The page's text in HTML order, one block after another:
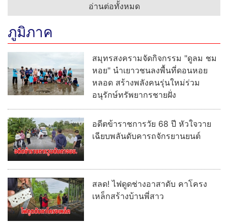
อ่านต่อทั้งหมด
ภูมิภาค
สมุทรสงครามจัดกิจกรรม "ดูลม ชม
หอย" นำเยาวชนลงพื้นที่ดอนหอย
หลอด สร้างพลังคนรุ่นใหม่ร่วม
อนุรักษ์ทรัพยากรชายฝั่ง
อดีตข้าราชการวัย 68 ปี หัวใจวาย
เฉียบพลันดับคารถจักรยานยนต์
สลด! ไฟดูดช่างอาสาดับ คาโครง
เหล็กสร้างบ้านพี่สาว